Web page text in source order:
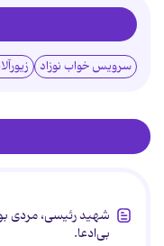
سرویس خواب نوزاد
شهید رئیسی، مردی
بی‌ادعا.